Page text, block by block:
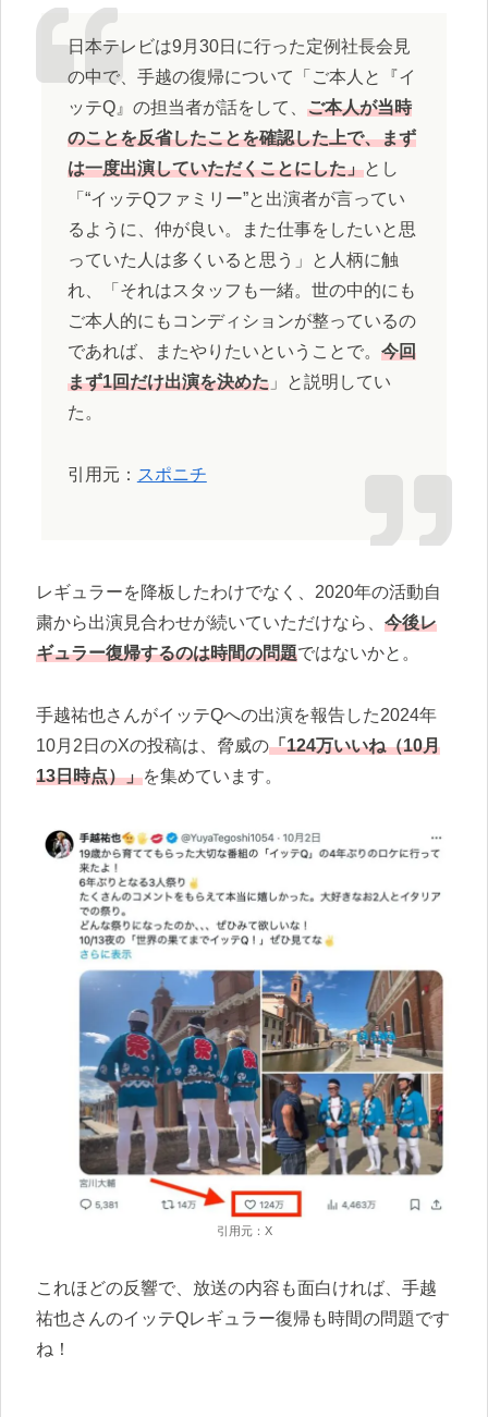
日本テレビは9月30日に行った定例社長会見
の中で、手越の復帰について「ご本人と『イ
ッテQ』の担当者が話をして、 ご本人が当時
のことを反省したことを確認した上で、まず
は一度出演していただくことにした」とし
「“イッテQファミリー”と出演者が言ってい
るように、仲が良い。また仕事をしたいと思
っていた人は多くいると思う」と人柄に触
れ、「それはスタッフも一緒。世の中的にも
ご本人的にもコンディションが整っているの
であれば、またやりたいということで。 今回
まず1回だけ出演を決めた」と説明してい
た。
引用元： スポニチ
レギュラーを降板したわけでなく、2020年の活動自
粛から出演見合わせが続いていただけなら、 今後レ
ギュラー復帰するのは時間の問題ではないかと。
手越祐也さんがイッテQへの出演を報告した2024年
10月2日のXの投稿は、脅威の「124万いいね（10月
13日時点）」を集めています。
引用元：X
これほどの反響で、放送の内容も面白ければ、手越
祐也さんのイッテQレギュラー復帰も時間の問題です
ね！